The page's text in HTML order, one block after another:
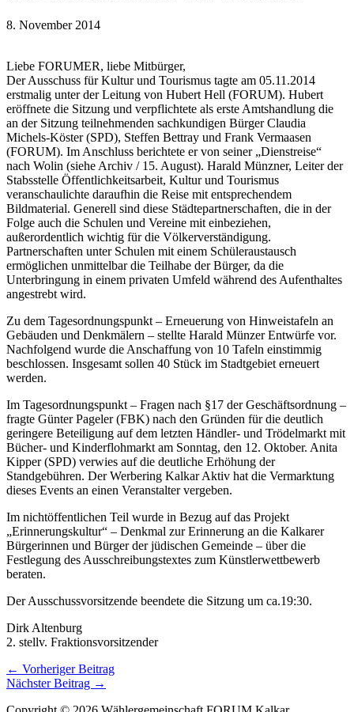
8. November 2014
Liebe FORUMER, liebe Mitbürger,
Der Ausschuss für Kultur und Tourismus tagte am 05.11.2014
erstmalig unter der Leitung von Hubert Hell (FORUM). Hubert
eröffnete die Sitzung und verpflichtete als erste Amtshandlung die
an der Sitzung teilnehmenden sachkundigen Bürger Claudia
Michels-Köster (SPD), Steffen Bettray und Frank Vermaasen
(FORUM). Im Anschluss berichtete er von seiner „Dienstreise“
nach Wolin (siehe Archiv / 15. August). Harald Münzner, Leiter der
Stabsstelle Öffentlichkeitsarbeit, Kultur und Tourismus
veranschaulichte daraufhin die Reise mit entsprechendem
Bildmaterial. Generell sind diese Städtepartnerschaften, die in der
Folge auch die Schulen und Vereine mit einbeziehen,
außerordentlich wichtig für die Völkerverständigung.
Partnerschaften unter Schulen mit einem Schüleraustausch
ermöglichen unmittelbar die Teilhabe der Bürger, da die
Unterbringung in einem privaten Umfeld während des Aufenthaltes
angestrebt wird.
Zu dem Tagesordnungspunkt – Erneuerung von Hinweistafeln an
Gebäuden und Denkmälern – stellte Harald Münzer Entwürfe vor.
Nachfolgend wurde die Anschaffung von 10 Tafeln einstimmig
beschlossen. Insgesamt sollen 40 Stück im Stadtgebiet erneuert
werden.
Im Tagesordnungspunkt – Fragen nach §17 der Geschäftsordnung –
fragte Günter Pageler (FBK) nach den Gründen für die deutlich
geringere Beteiligung auf dem letzten Händler- und Trödelmarkt mit
Bücher- und Kinderflohmarkt am Sonntag, den 12. Oktober. Anita
Kipper (SPD) verwies auf die deutliche Erhöhung der
Standgebühren. Der Werbering Kalkar Aktiv hat die Vermarktung
dieses Events an einen Veranstalter vergeben.
Im nichtöffentlichen Teil wurde in Bezug auf das Projekt
„Erinnerungskultur“ – Denkmal zur Erinnerung an die Kalkarer
Bürgerinnen und Bürger der jüdischen Gemeinde – über die
Festlegung des Ausschreibungstextes zum Künstlerwettbewerb
beraten.
Der Ausschussvorsitzende beendete die Sitzung um ca.19:30.
Dirk Altenburg
2. stellv. Fraktionsvorsitzender
← Vorheriger Beitrag
Nächster Beitrag →